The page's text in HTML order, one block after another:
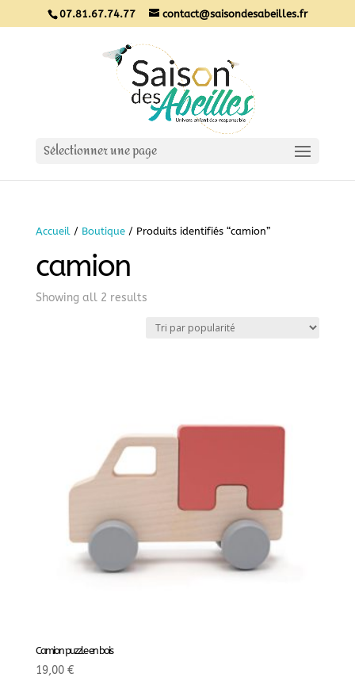
07.81.67.74.77 contact@saisondesabeilles.fr
Sélectionner une page
Accueil/ Boutique/ Produits identifiés “camion”
camion
Showing all 2 resultsSorted
popularity
Camion puzzle en bois
19,00 €